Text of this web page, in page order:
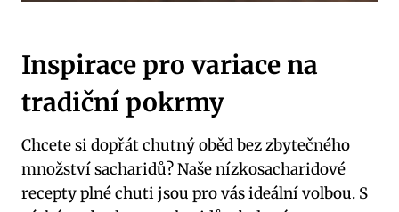
Inspirace pro variace na
tradiční pokrmy
Chcete si dopřát chutný oběd bez zbytečného
množství‍ sacharidů? Naše⁣ nízkosacharidové
recepty plné chuti​ jsou pro vás ideální volbou. S